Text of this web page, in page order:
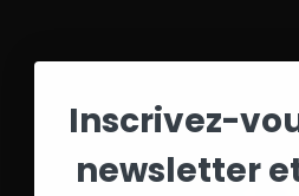
Inscrivez-
newsletter